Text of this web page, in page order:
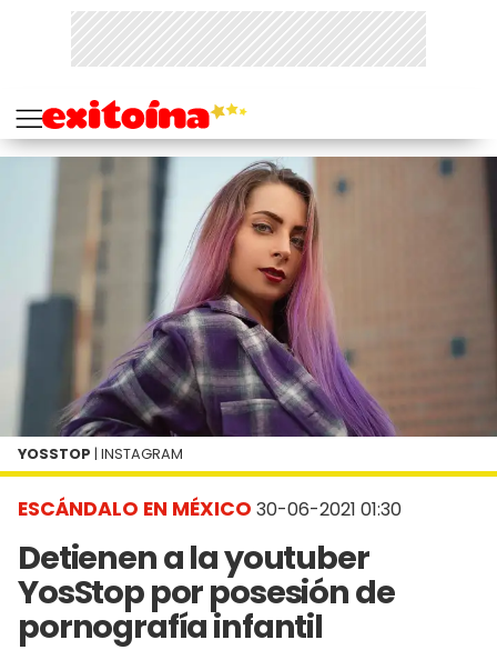
ESCÁNDALO EN MÉXICO 30-06-2021 01:30
Detienen a la youtuber
YosStop por posesión de
pornografía infantil
YOSSTOP | INSTAGRAM